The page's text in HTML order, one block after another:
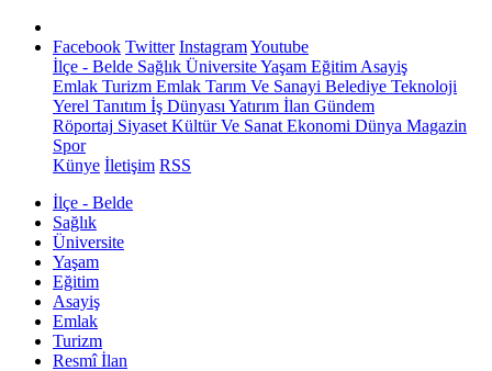
Facebook Twitter InstagramYoutube
İlçe - Belde Sağlık ÜniversiteYaşam Eğitim Asayiş
Emlak Turizm Emlak Tarım Ve Sanayi Belediye Teknoloji
Yerel Tanıtım İş Dünyası Yatırım İlan Gündem
Röportaj Siyaset Kültür Ve Sanat Ekonomi Dünya Magazin
Spor
Künye İletişim RSS
İlçe - Belde
Sağlık
Üniversite
Yaşam
Eğitim
Asayiş
Emlak
Turizm
Resmî İlan